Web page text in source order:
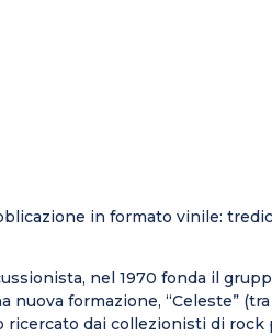
in formato vinile:
nel 1970 fonda il
formazione, “Celeste”
ricercato dai collezionisti di